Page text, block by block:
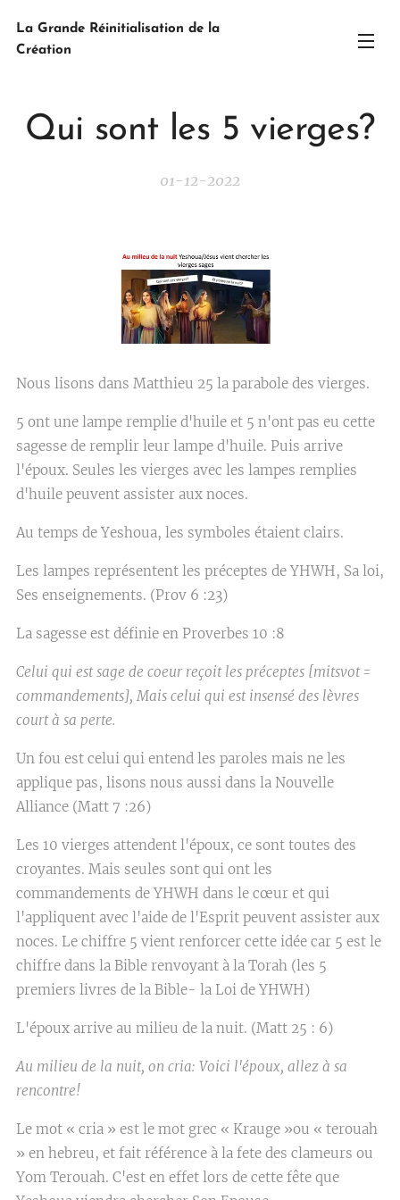
La Grande Réinitialisation de la
Création
Qui sont les 5 vierges?
01-12-2022
Nous lisons dans Matthieu 25 la parabole des vierges.
5 ont une lampe remplie d'huile et 5 n'ont pas eu cette
sagesse de remplir leur lampe d'huile. Puis arrive
l'époux. Seules les vierges avec les lampes remplies
d'huile peuvent assister aux noces.
Au temps de Yeshoua, les symboles étaient clairs.
Les lampes représentent les préceptes de YHWH, Sa loi,
Ses enseignements. (Prov 6 :23)
La sagesse est définie en Proverbes 10 :8
Celui qui est sage de coeur reçoit les préceptes [mitsvot =
commandements], Mais celui qui est insensé des lèvres
court à sa perte.
Un fou est celui qui entend les paroles mais ne les
applique pas, lisons nous aussi dans la Nouvelle
Alliance (Matt 7 :26)
Les 10 vierges attendent l'époux, ce sont toutes des
croyantes. Mais seules sont qui ont les
commandements de YHWH dans le cœur et qui
l'appliquent avec l'aide de l'Esprit peuvent assister aux
noces. Le chiffre 5 vient renforcer cette idée car 5 est le
chiffre dans la Bible renvoyant à la Torah (les 5
premiers livres de la Bible- la Loi de YHWH)
L'époux arrive au milieu de la nuit. (Matt 25 : 6)
Au milieu de la nuit, on cria: Voici l'époux, allez à sa
rencontre!
Le mot « cria » est le mot grec « Krauge »ou « terouah
» en hebreu, et fait référence à la fete des clameurs ou
Yom Terouah. C'est en effet lors de cette fête que